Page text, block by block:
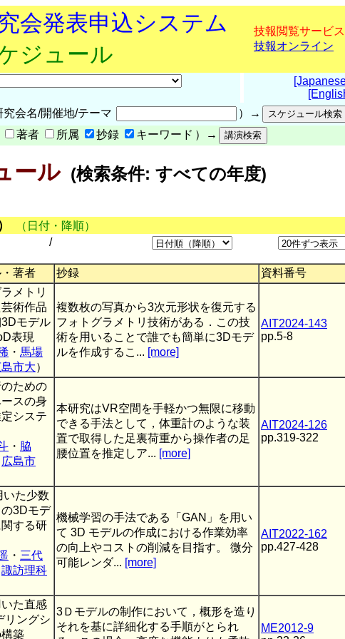
会発表申込システム
ジュール
技報閲覧サービス
技報オンライン
究会名/開催地/テーマ
）→
著者 所属 抄録 キーワード ）→
ール(検索条件: すべての年度)
（日付・降順）
/
著者 抄録 資料番号
メトリ
術作品
モデル
表現
・ 馬場
島市大）
複数枚の写真から3次元形状を復元する
フォトグラメトリ技術がある．この技
術を用いることで誰でも簡単に3Dモデ
ルを作成するこ... [more]
AIT2024-143
pp.5-8
ための
スの身
システ
・ 脇
広島市
本研究はVR空間を手軽かつ無限に移動
できる手法として，体重計のような装
置で取得した足裏荷重から操作者の足
腰位置を推定しア... [more]
AIT2024-126
pp.319-322
いた少数
3Dモデ
する研
・ 三代
諏訪理科
機械学習の手法である「GAN」を用い
て 3D モデルの作成における作業効率
の向上やコストの削減を目指す。 微分
可能レンダ... [more]
AIT2022-162
pp.427-428
た直感
リングシ
築
3Ｄモデルの制作において，概形を造り
それを基に詳細化する手順がとられ
ME2012-9